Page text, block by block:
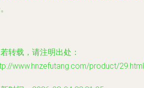
转载，请注明出处：
www.hnzefutang.com/product/29.html